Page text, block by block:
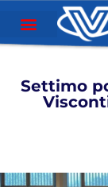
Settimo